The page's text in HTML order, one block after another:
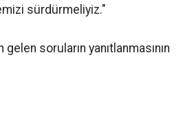
sürdürmeliyiz."
soruların yanıtlanmasının